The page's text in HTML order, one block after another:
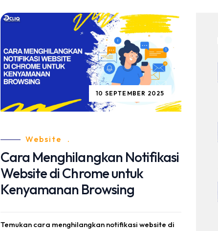
10 SEPTEMBER 2025
Website .
Cara Menghilangkan Notifikasi
Website di Chrome untuk
Kenyamanan Browsing
Temukan cara menghilangkan notifikasi website di